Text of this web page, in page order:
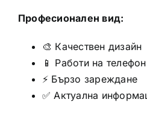
Професионален вид:
🎨 Качествен дизайн
📱 Работи на телефон
⚡ Бързо зареждане
✅ Актуална